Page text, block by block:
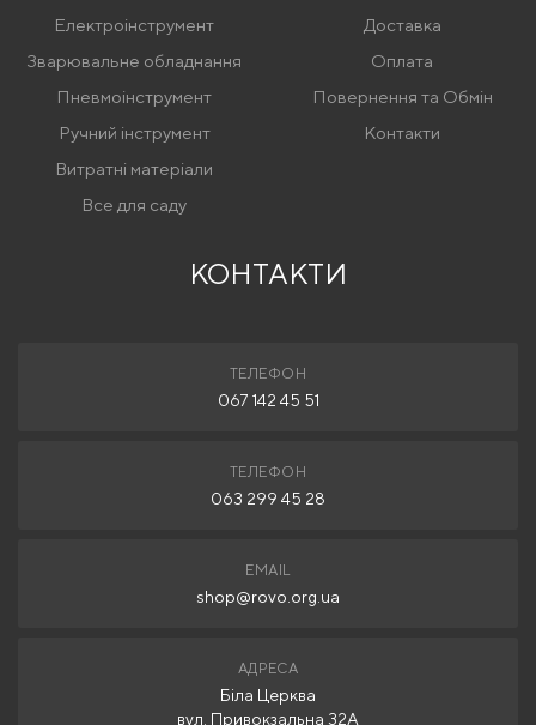
Електроінструмент
Зварювальне обладнання
Пневмоінструмент
Ручний інструмент
Витратні матеріали
Все для саду
Доставка
Оплата
Повернення та Обмін
Контакти
КОНТАКТИ
ТЕЛЕФОН
067 142 45 51
ТЕЛЕФОН
063 299 45 28
EMAIL
shop@rovo.org.ua
АДРЕСА
Біла Церква
вул. Привокзальна 32А